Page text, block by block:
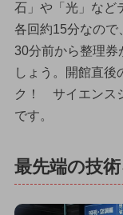
石」や「光」など
各回約15分なので
30分前から整理券
しょう。開館直後
ク！ サイエンス
です。
最先端の技